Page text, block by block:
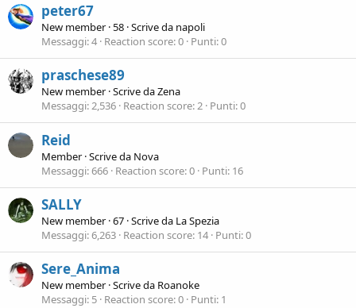
peter67
New member ·58 ·Scrive da napoli
Messaggi 4 Reaction score 0 Punti 0
praschese89
New member ·Scrive daZena
Messaggi 2,536 Reaction score 2 Punti 0
Reid
Member ·Scrive da Nova
Messaggi 666 Reaction score 0 Punti 16
SALLY
New member ·67 ·Scrive da La Spezia
Messaggi 6,263 Reaction score 14 Punti 0
Sere_Anima
New member ·Scrive da Roanoke
Messaggi 5 Reaction score 0 Punti 1